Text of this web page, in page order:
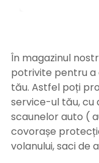
În magazinul
potrivite pentru a
tău. Astfel poți
service-ul tău, cu
scaunelor auto (
covorașe
volanului, saci de